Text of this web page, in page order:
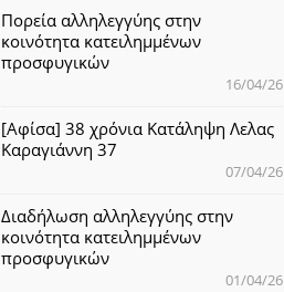
Πορεία αλληλεγγύης στην
κοινότητα κατειλημμένων
προσφυγικών
16/04/26
[Αφίσα] 38 χρόνια Κατάληψη Λελας
Καραγιάννη 37
07/04/26
Διαδήλωση αλληλεγγύης στην
κοινότητα κατειλημμένων
προσφυγικών
01/04/26